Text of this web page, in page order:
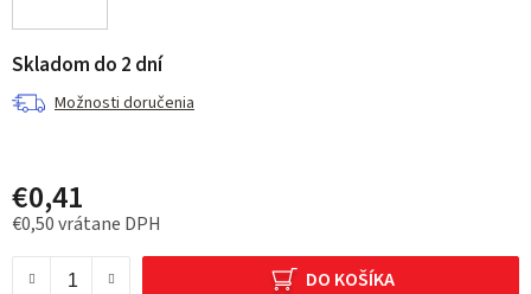
Skladom do 2 dní
Možnosti doručenia
€0,41
€0,50 vrátane DPH
DO KOŠÍKA